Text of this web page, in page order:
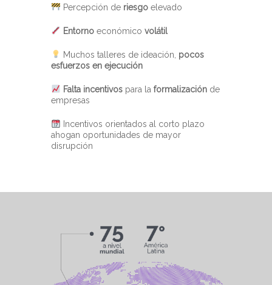
Percepción de riesgo elevado
Entorno económico volátil
Muchos talleres de ideación, pocos
esfuerzos en ejecución
Falta incentivos para la formalización de
empresas
Incentivos orientados al corto plazo
ahogan oportunidades de mayor
disrupción